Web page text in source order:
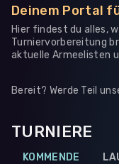
Deinem Portal
Hier findest du alles,
Turniervorbereitung
aktuelle Armeelisten
Bereit? Werde Teil
TURNIERE
KOMMENDE